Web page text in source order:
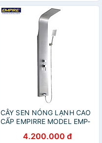
CÂY SEN NÓNG LẠNH CAO
CẤP EMPIRRE MODEL EMP-
4.200.000 đ